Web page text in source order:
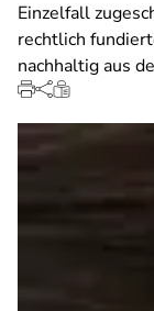
Einzelfall
rechtlich
nachhaltig aus